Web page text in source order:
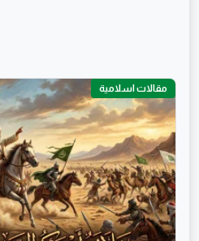
مقالات اسلامية